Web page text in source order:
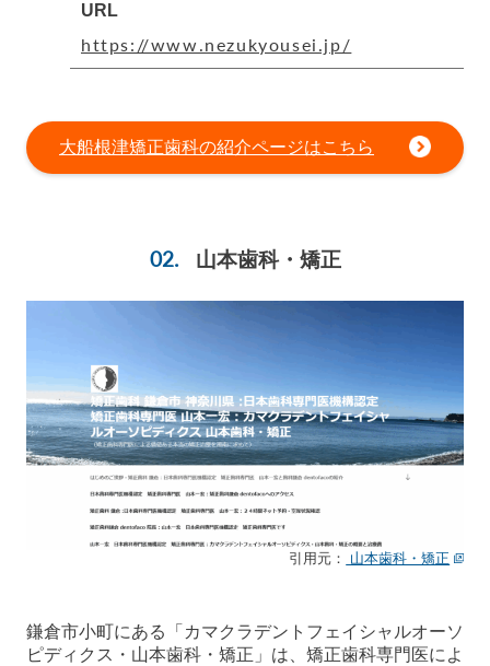
URL
https://www.nezukyousei.jp/
大船根津矯正歯科の紹介ページはこちら
山本歯科・矯正
引用元： 山本歯科・矯正
鎌倉市小町にある「カマクラデントフェイシャルオーソ
ピディクス・山本歯科・矯正」は、矯正歯科専門医によ